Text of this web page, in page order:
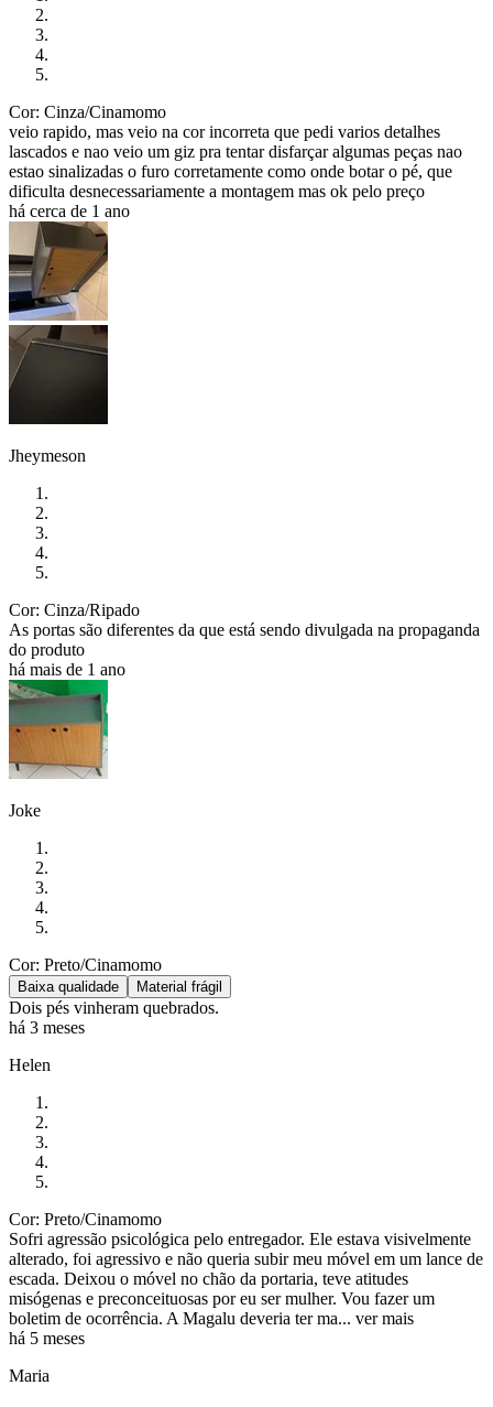
Cor: Cinza/Cinamomo
veio rapido, mas veio na cor incorreta que pedi varios detalhes
lascados e nao veio um giz pra tentar disfarçar algumas peças nao
estao sinalizadas o furo corretamente como onde botar o pé, que
dificulta desnecessariamente a montagem mas ok pelo preço
há cerca de 1 ano
Jheymeson
Cor: Cinza/Ripado
As portas são diferentes da que está sendo divulgada na propaganda
do produto
há mais de 1 ano
Joke
Cor: Preto/Cinamomo
Baixa qualidade Material frágil
Dois pés vinheram quebrados.
há 3 meses
Helen
Cor: Preto/Cinamomo
Sofri agressão psicológica pelo entregador. Ele estava visivelmente
alterado, foi agressivo e não queria subir meu móvel em um lance de
escada. Deixou o móvel no chão da portaria, teve atitudes
misógenas e preconceituosas por eu ser mulher. Vou fazer um
boletim de ocorrência. A Magalu deveria ter ma... ver mais
há 5 meses
Maria